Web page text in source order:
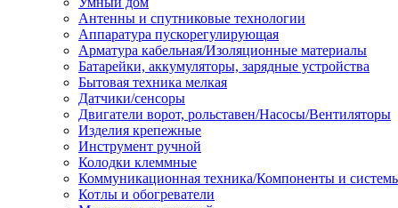
Антенны и спутниковые технологии
Аппаратура пускорегулирующая
Арматура кабельная/Изоляционные материалы
Батарейки, аккумуляторы, зарядные устройства
Бытовая техника мелкая
Датчики/сенсоры
Двигатели ворот, рольставен/Насосы/Вентиляторы
Изделия крепежные
Инструмент ручной
Колодки клеммные
Коммуникационная техника/Компоненты и
Котлы и обогреватели